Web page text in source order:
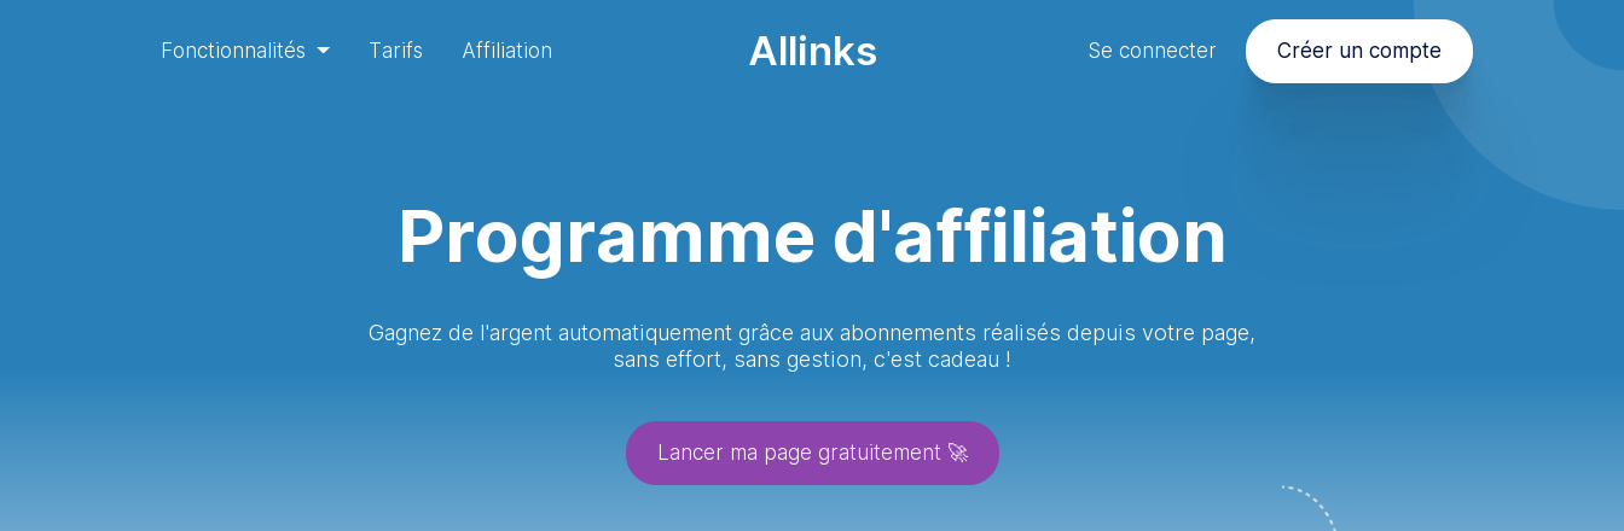
Fonctionnalités Tarifs Affiliation Allinks Se connecter Créer un compte
Programme d'affiliation
Gagnez de l'argent automatiquement grâce aux abonnements réalisés depuis votre page,
sans effort, sans gestion, c'est cadeau !
Lancer ma page gratuitement 🚀